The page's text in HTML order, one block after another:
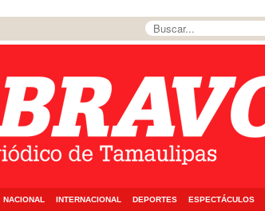
NACIONAL INTERNACIONAL DEPORTES ESPECTÁCULOS